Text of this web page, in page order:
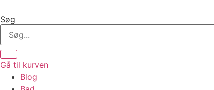
til
indhold
Søg
Gå til kurven
Blog